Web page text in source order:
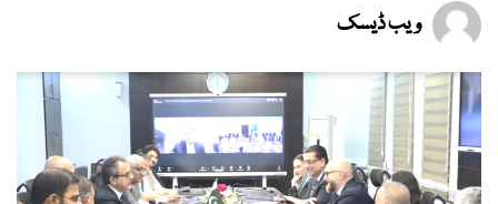
ویب ڈیسک